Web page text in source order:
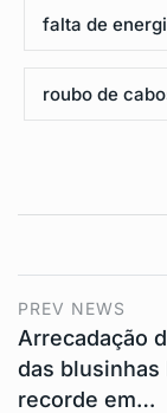
falta de
roubo de
PREV NEWS
Arrecadação
das blusinhas
recorde em…